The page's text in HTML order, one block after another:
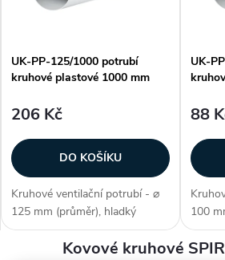
UK-PP-125/1000 potrubí
kruhové plastové 1000 mm
206 Kč
DO KOŠÍKU
Kruhové ventilační potrubí - ⌀
125 mm (průměr), hladký
povrch, jednoduchá + rychlá
montáž, délka 1 m, lze zkrátit,
UK-
88
100
Kovové kruhové